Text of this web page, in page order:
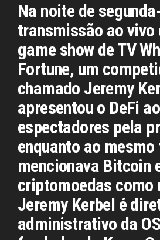
Na noite de
transmissão ao vivo
game show de TV
Fortune, um
chamado Jeremy
apresentou o DeFi
espectadores pela
enquanto ao
mencionava Bitcoin
criptomoedas como
Jeremy Kerbel é
administrativo da